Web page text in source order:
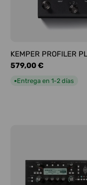
KEMPER PROFILER
Precio
habitual
579,00 €
●Entrega en 1-2 días